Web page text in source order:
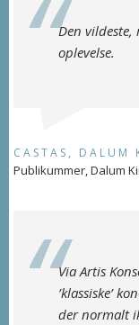
Den vildeste,
oplevelse.
CASTAS, DALUM
Publikummer, Dalum
Via Artis
’klassiske’
der normalt